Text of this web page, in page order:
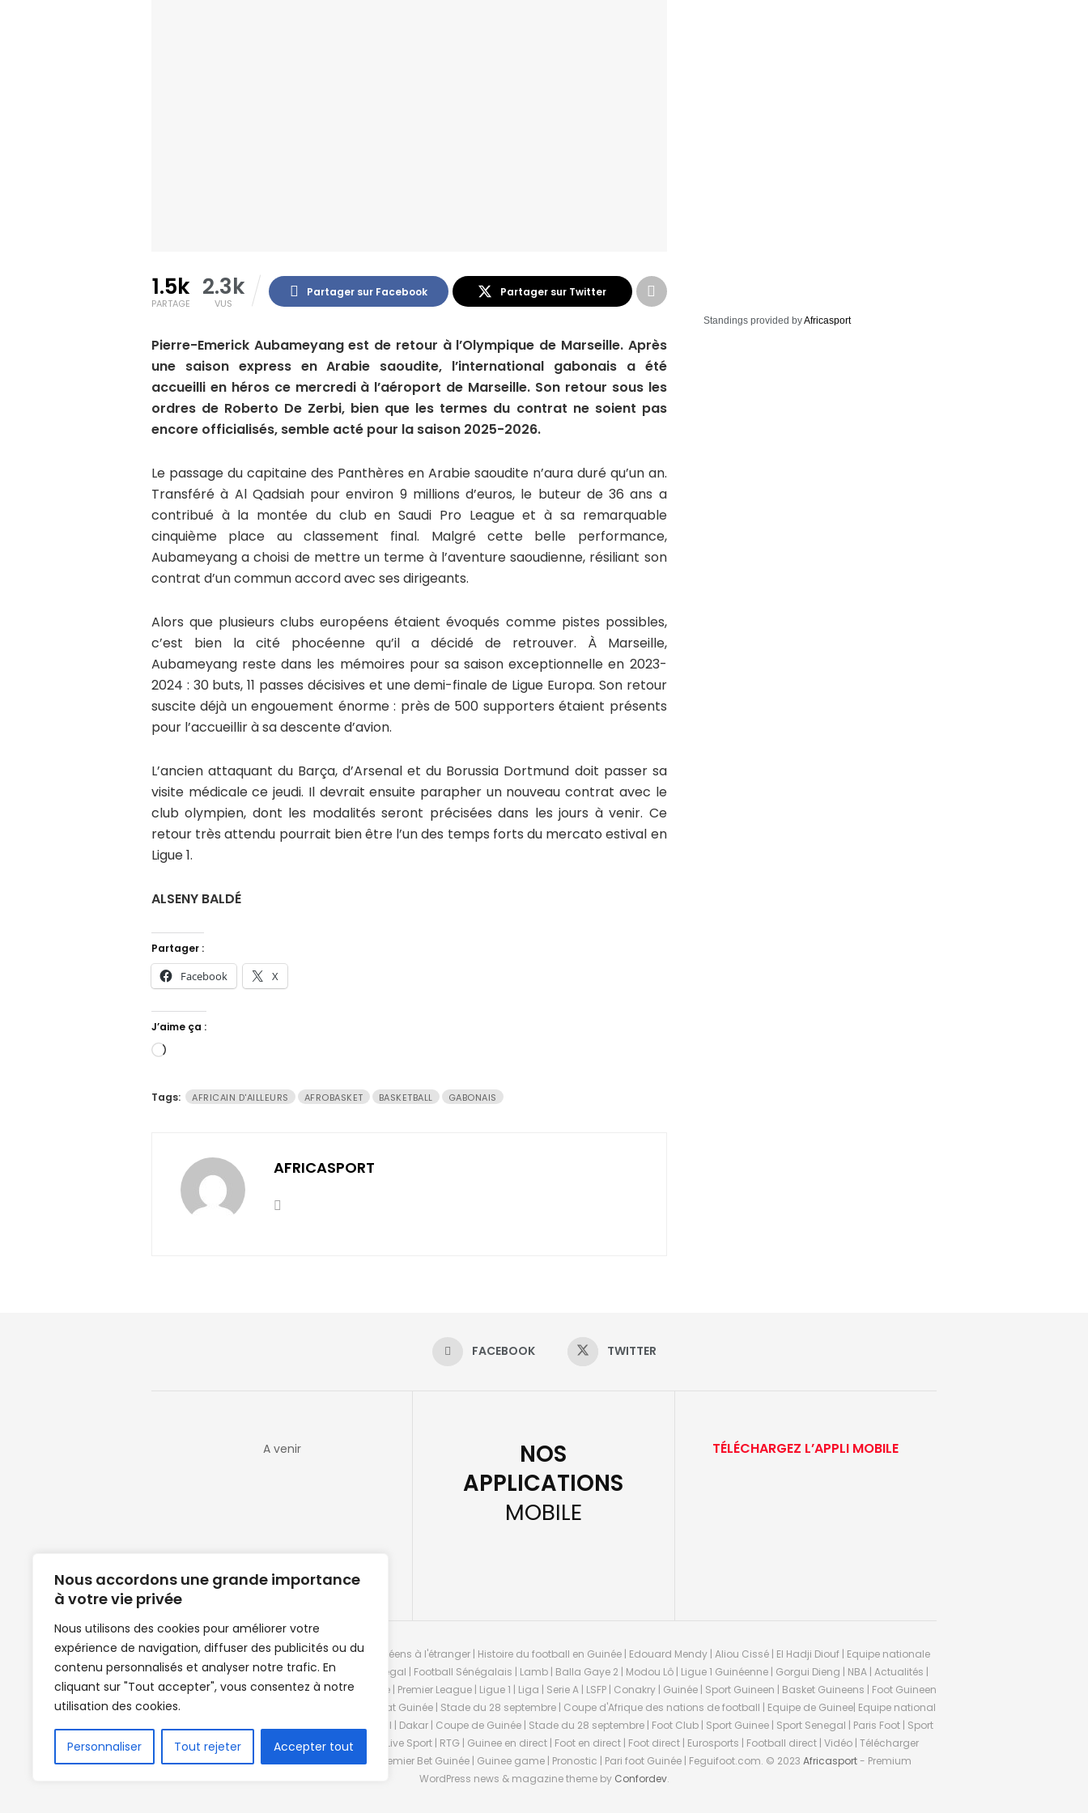
Nous accordons une grande importance
à votre vie privée
Nous utilisons des cookies pour améliorer votre
expérience de navigation, diffuser des publicités ou du
contenu personnalisés et analyser notre trafic. En
cliquant sur "Tout accepter", vous consentez à notre
utilisation des cookies.
Personnaliser Tout rejeter Accepter tout
1.5k
PARTAGE
2.3k
VUS
Partager sur Facebook Partager sur Twitter
Pierre-Emerick Aubameyang est de retour à l’Olympique de Marseille. Après
une saison express en Arabie saoudite, l’international gabonais a été
accueilli en héros ce mercredi à l’aéroport de Marseille. Son retour sous les
ordres de Roberto De Zerbi, bien que les termes du contrat ne soient pas
encore officialisés, semble acté pour la saison 2025-2026.
Le passage du capitaine des Panthères en Arabie saoudite n’aura duré qu’un an.
Transféré à Al Qadsiah pour environ 9 millions d’euros, le buteur de 36 ans a
contribué à la montée du club en Saudi Pro League et à sa remarquable
cinquième place au classement final. Malgré cette belle performance,
Aubameyang a choisi de mettre un terme à l’aventure saoudienne, résiliant son
contrat d’un commun accord avec ses dirigeants.
Alors que plusieurs clubs européens étaient évoqués comme pistes possibles,
c’est bien la cité phocéenne qu’il a décidé de retrouver. À Marseille,
Aubameyang reste dans les mémoires pour sa saison exceptionnelle en 2023-
2024 : 30 buts, 11 passes décisives et une demi-finale de Ligue Europa. Son retour
suscite déjà un engouement énorme : près de 500 supporters étaient présents
pour l’accueillir à sa descente d’avion.
L’ancien attaquant du Barça, d’Arsenal et du Borussia Dortmund doit passer sa
visite médicale ce jeudi. Il devrait ensuite parapher un nouveau contrat avec le
club olympien, dont les modalités seront précisées dans les jours à venir. Ce
retour très attendu pourrait bien être l’un des temps forts du mercato estival en
Ligue 1.
ALSENY BALDÉ
Partager :
Facebook X
J’aime ça :
Chargement…
Tags: AFRICAIN D'AILLEURS AFROBASKET BASKETBALL GABONAIS
AFRICASPORT
Standings provided byAfricasport
FACEBOOK TWITTER
A venir
NOS
APPLICATIONS
MOBILE
TÉLÉCHARGEZ L’APPLI MOBILE
Clubs de football en Guinée | Footballeurs guinéens à l'étranger | Histoire du football en Guinée | Edouard Mendy | Aliou Cissé | El Hadji Diouf | Equipe nationale
de Guinée de football | Mercato | Lions du Sénégal | Football Sénégalais | Lamb | Balla Gaye 2 | Modou Lô | Ligue 1 Guinéenne | Gorgui Dieng | NBA | Actualités |
News | Match en direct | But | Actualité au Guinée | Premier League | Ligue 1 | Liga | Serie A | LSFP | Conakry | Guinée | Sport Guineen | Basket Guineens | Foot Guineen
| Handball Guinee | Match Guinee | Championnat Guinée | Stade du 28 septembre | Coupe d'Afrique des nations de football | Equipe de Guinee| Equipe national
de Guinée | Senegal Equipe | Guinée | Le Senegal | Dakar | Coupe de Guinée | Stade du 28 septembre | Foot Club | Sport Guinee | Sport Senegal | Paris Foot | Sport
en direct | Boxe | Sénégal Dakar | La Guinée | Live Sport | RTG | Guinee en direct | Foot en direct | Foot direct | Eurosports | Football direct | Vidéo | Télécharger
Africasport | Clubs de football guinéens | Premier Bet Guinée | Guinee game | Pronostic | Pari foot Guinée | Feguifoot.com. © 2023 Africasport- Premium
WordPress news & magazine theme by Confordev.